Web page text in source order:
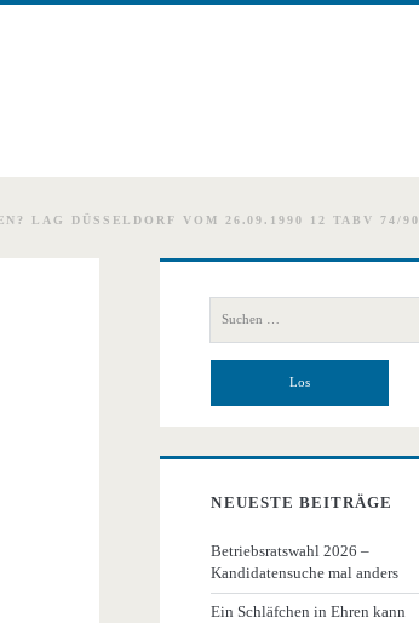
LAG DÜSSELDORF VOM 26.09.1990 12 TABV 74/90
Primäre
Seitenleiste
nach:
NEUESTE BEITRÄGE
Betriebsratswahl 2026 –
Kandidatensuche mal anders
Ein Schläfchen in Ehren kann